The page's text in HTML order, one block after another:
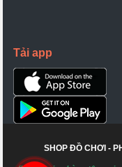
Tải app
SHOP ĐỒ CHƠI -